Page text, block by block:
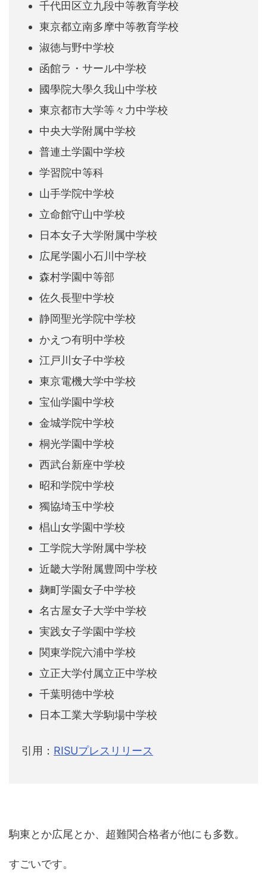
千代田区立九段中等教育学校
東京都立南多摩中等教育学校
淑徳与野中学校
函館ラ・サール中学校
國學院大學久我山中学校
東京都市大学等々力中学校
中央大学附属中学校
普連土学園中学校
学習院中等科
山手学院中学校
立命館守山中学校
日本女子大学附属中学校
広尾学園小石川中学校
森村学園中等部
佐久長聖中学校
静岡聖光学院中学校
かえつ有明中学校
江戸川女子中学校
東京電機大学中学校
宝仙学園中学校
金城学院中学校
桐光学園中学校
西武台新座中学校
昭和学院中学校
獨協埼玉中学校
椙山女学園中学校
工学院大学附属中学校
近畿大学附属豊岡中学校
麹町学園女子中学校
名古屋女子大学中学校
実践女子学園中学校
関東学院六浦中学校
立正大学付属立正中学校
千葉明徳中学校
日本工業大学駒場中学校
引用： RISUプレスリリース
駒東とか広尾とか、超難関合格者が他にも多数。
すごいです。